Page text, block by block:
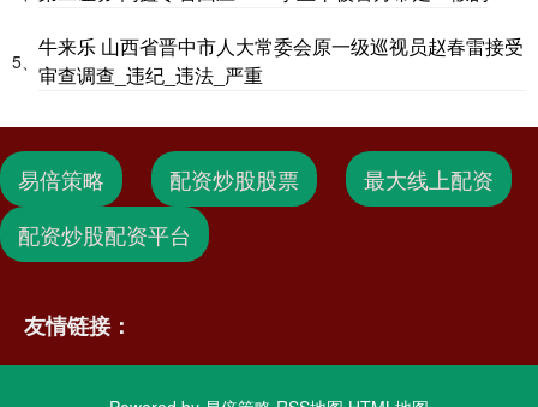
5、
牛来乐 山西省晋中市人大常委会原一级巡视员赵春雷接受
审查调查_违纪_违法_严重
易倍策略 配资炒股股票
最大线上配资
配资炒股配资平台
友情链接：